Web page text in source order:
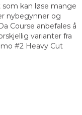
som kan løse mange
nybegynner og
Course anbefales å
varianter fra
#2 Heavy Cut